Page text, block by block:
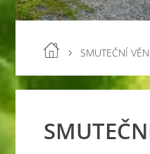
SMUTEČNÍ